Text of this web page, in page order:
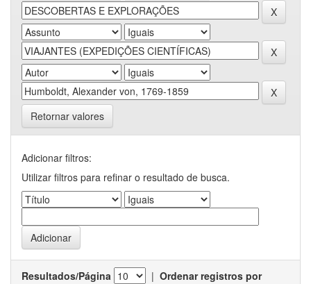
Retornar valores
Adicionar filtros:
Utilizar filtros para refinar o resultado de busca.
Resultados/Página | Ordenar registros por